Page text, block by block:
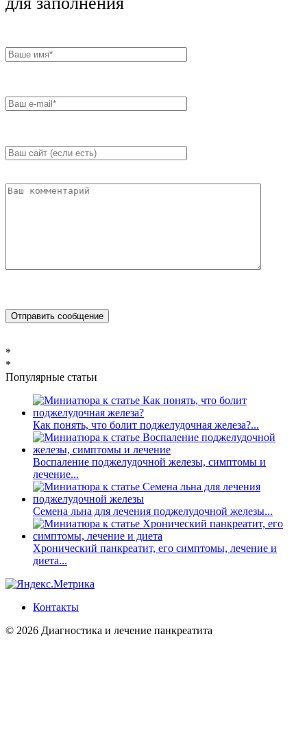
*
*
Популярные статьи
Как понять, что болит поджелудочная железа?...
Воспаление поджелудочной железы, симптомы и
лечение...
Семена льна для лечения поджелудочной железы...
Хронический панкреатит, его симптомы, лечение и
диета...
Контакты
© 2026 Диагностика и лечение панкреатита